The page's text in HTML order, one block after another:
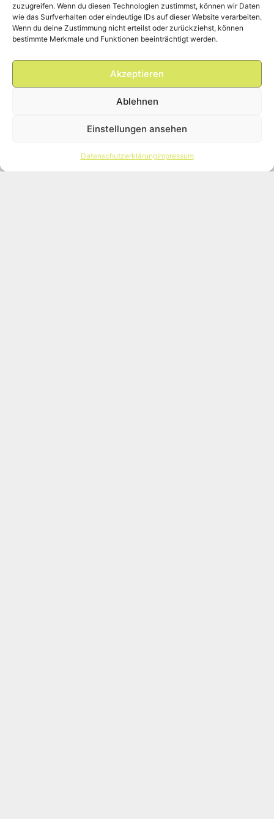
zuzugreifen. Wenn du diesen Technologien zustimmst, können wir Daten
wie das Surfverhalten oder eindeutige IDs auf dieser Website verarbeiten.
Wenn du deine Zustimmung nicht erteilst oder zurückziehst, können
bestimmte Merkmale und Funktionen beeinträchtigt werden.
Akzeptieren
Ablehnen
Einstellungen ansehen
DatenschutzerklärungImpressum